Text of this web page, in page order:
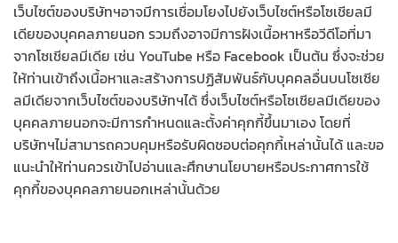
เว็บไซต์ของบริษัทฯอาจมีการเชื่อมโยงไปยังเว็บไซต์หรือโซเชียลมี
เดียของบุคคลภายนอก รวมถึงอาจมีการฝังเนื้อหาหรือวีดีโอที่มา
จากโซเชียลมีเดีย เช่น YouTube หรือ Facebook เป็นต้น ซึ่งจะช่วย
ให้ท่านเข้าถึงเนื้อหาและสร้างการปฏิสัมพันธ์กับบุคคลอื่นบนโซเชีย
ลมีเดียจากเว็บไซต์ของบริษัทฯได้ ซึ่งเว็บไซต์หรือโซเชียลมีเดียของ
บุคคลภายนอกจะมีการกำหนดและตั้งค่าคุกกี้ขึ้นมาเอง โดยที่
บริษัทฯไม่สามารถควบคุมหรือรับผิดชอบต่อคุกกี้เหล่านั้นได้ และขอ
แนะนำให้ท่านควรเข้าไปอ่านและศึกษานโยบายหรือประกาศการใช้
คุกกี้ของบุคคลภายนอกเหล่านั้นด้วย